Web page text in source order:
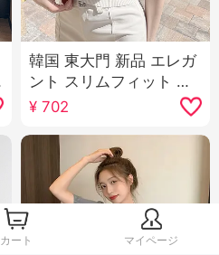
韓国 東大門 新品 エレガ
ント スリムフィット 純
欲 表示 ボディピース セ
ル ショート丈 万能 ニッ
トセーター Tシャツ 女
¥702
カート マイページ